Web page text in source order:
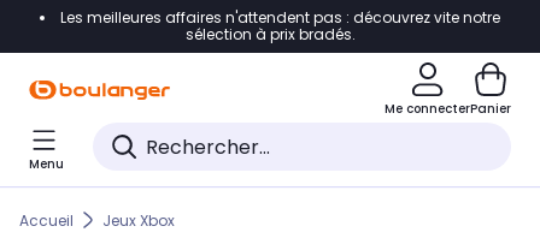
Accéder directement à la navigation
Accéder directement au pied de page
Accéder directement au chatbot
Les meilleures affaires n'attendent pas : découvrez vite notre
sélection à prix bradés.
Me connecterPanier
Menu
Accueil Jeux Xbox